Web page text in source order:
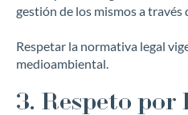
gestión de los mismos a través
Respetar la normativa legal
medioambiental.
3. Respeto por